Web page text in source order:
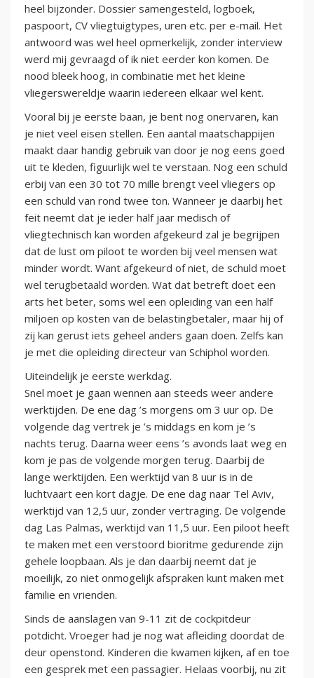
heel bijzonder. Dossier samengesteld, logboek,
paspoort, CV vliegtuigtypes, uren etc. per e-mail. Het
antwoord was wel heel opmerkelijk, zonder interview
werd mij gevraagd of ik niet eerder kon komen. De
nood bleek hoog, in combinatie met het kleine
vliegerswereldje waarin iedereen elkaar wel kent.
Vooral bij je eerste baan, je bent nog onervaren, kan
je niet veel eisen stellen. Een aantal maatschappijen
maakt daar handig gebruik van door je nog eens goed
uit te kleden, figuurlijk wel te verstaan. Nog een schuld
erbij van een 30 tot 70 mille brengt veel vliegers op
een schuld van rond twee ton. Wanneer je daarbij het
feit neemt dat je ieder half jaar medisch of
vliegtechnisch kan worden afgekeurd zal je begrijpen
dat de lust om piloot te worden bij veel mensen wat
minder wordt. Want afgekeurd of niet, de schuld moet
wel terugbetaald worden. Wat dat betreft doet een
arts het beter, soms wel een opleiding van een half
miljoen op kosten van de belastingbetaler, maar hij of
zij kan gerust iets geheel anders gaan doen. Zelfs kan
je met die opleiding directeur van Schiphol worden.
Uiteindelijk je eerste werkdag.
Snel moet je gaan wennen aan steeds weer andere
werktijden. De ene dag ’s morgens om 3 uur op. De
volgende dag vertrek je ’s middags en kom je ’s
nachts terug. Daarna weer eens ’s avonds laat weg en
kom je pas de volgende morgen terug. Daarbij de
lange werktijden. Een werktijd van 8 uur is in de
luchtvaart een kort dagje. De ene dag naar Tel Aviv,
werktijd van 12,5 uur, zonder vertraging. De volgende
dag Las Palmas, werktijd van 11,5 uur. Een piloot heeft
te maken met een verstoord bioritme gedurende zijn
gehele loopbaan. Als je dan daarbij neemt dat je
moeilijk, zo niet onmogelijk afspraken kunt maken met
familie en vrienden.
Sinds de aanslagen van 9-11 zit de cockpitdeur
potdicht. Vroeger had je nog wat afleiding doordat de
deur openstond. Kinderen die kwamen kijken, af en toe
een gesprek met een passagier. Helaas voorbij, nu zit